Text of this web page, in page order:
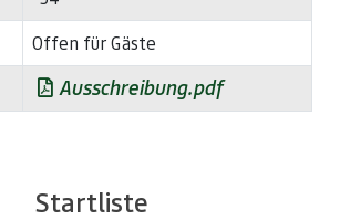
Offen für Gäste
Ausschreibung.pdf
Startliste